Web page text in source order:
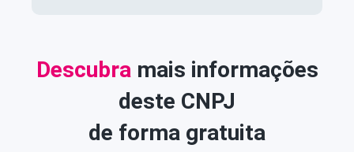
Descubra mais informações
deste CNPJ
de forma gratuita